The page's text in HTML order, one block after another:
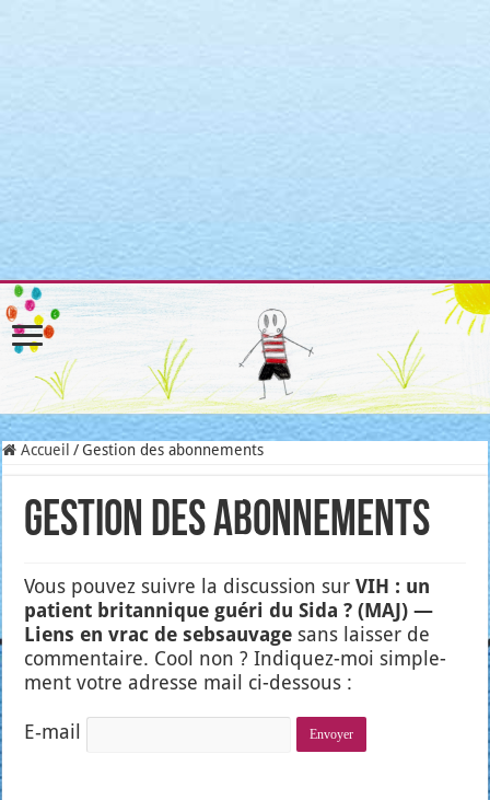
: Attempt to read property "post_type" on null in
/home/clients/3a3c8cae3088c621098b274e6da68c7c/sites/
includes/link-template.php
on line 4190
Accueil / Gestion des abonnements
Gestion des abonnements
Vous pou­vez suivre la dis­cus­sion surVIH : un
patient bri­tan­nique gué­ri du Sida ? (MAJ) —
Liens en vrac de seb­sau­vage sans lais­ser de
com­men­taire. Cool non ? Indi­quez-moi sim­ple­
ment votre adresse mail ci-des­sous :
E‑mail